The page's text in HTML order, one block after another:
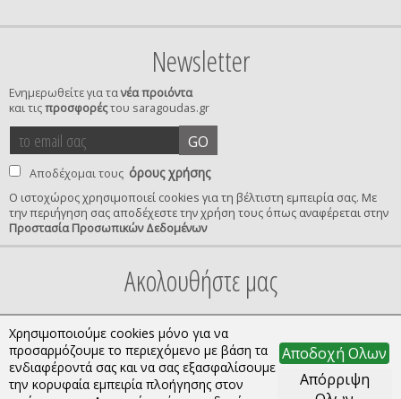
Newsletter
Ενημερωθείτε για τανέα προιόντα
και τιςπροσφορέςτου saragoudas.gr
το
email
σας
GO
Αποδέχομαι τους όρους χρήσης
Ο ιστοχώρος χρησιμοποιεί cookies για τη βέλτιστη εμπειρία σας. Με
την περιήγηση σας αποδέχεστε την χρήση τους όπως αναφέρεται στην
Προστασία Προσωπικών Δεδομένων
confirmation
Ακολουθήστε μας
Χρησιμοποιούμε cookies μόνο για να
προσαρμόζουμε το περιεχόμενο με βάση τα
ενδιαφέροντά σας και να σας εξασφαλίσουμε
την κορυφαία εμπειρία πλοήγησης στον
Αποδοχή Ολων
Απόρριψη